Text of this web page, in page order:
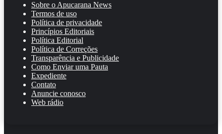
Sobre o Apucarana News
Termos de uso
Política de privacidade
Princípios Editoriais
Política Editorial
Política de Correções
Transparência e Publicidade
Como Enviar uma Pauta
Expediente
Contato
Anuncie conosco
Web rádio